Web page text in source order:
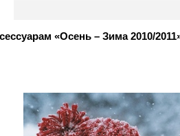
«Осень – Зима 2010/